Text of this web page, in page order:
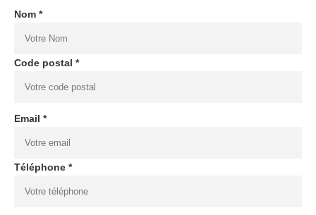
Nom *
Code postal *
Email *
Téléphone *